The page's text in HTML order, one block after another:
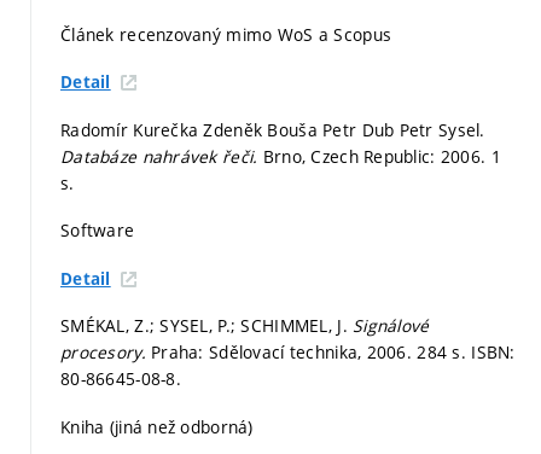
Článek recenzovaný mimo WoS a Scopus
Detail
Radomír Kurečka Zdeněk Bouša Petr Dub Petr Sysel.
Databáze nahrávek řeči. Brno, Czech Republic: 2006. 1
s.
Software
Detail
SMÉKAL, Z.; SYSEL, P.; SCHIMMEL, J. Signálové
procesory. Praha: Sdělovací technika, 2006. 284 s. ISBN:
80-86645-08-8.
Kniha (jiná než odborná)